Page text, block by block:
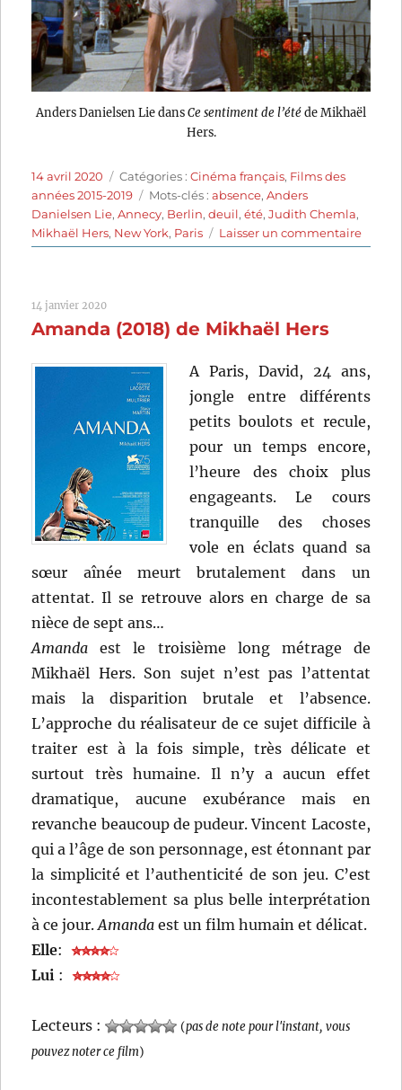
Anders Danielsen Lie dansCe sentiment de l’étéde Mikhaël
Hers.
Publié
le
14 avril 2020 Catégories
Catégories :Cinéma français, Films des
années 2015-2019
Étiquettes
Mots-clés :absence,Anders
Danielsen Lie,Annecy, Berlin,deuil,été,Judith Chemla,
Mikhaël Hers, New York, Paris Laisser un commentairesur
Ce
Hers
14 janvier 2020
Amanda (2018) de Mikhaël Hers
A Paris, David, 24 ans,
jongle entre différents
petits boulots et recule,
pour un temps encore,
l’heure des choix plus
engageants. Le cours
tranquille des choses
vole en éclats quand sa
sœur aînée meurt brutalement dans un
attentat. Il se retrouve alors en charge de sa
nièce de sept ans…
Amanda est le troisième long métrage de
Mikhaël Hers. Son sujet n’est pas l’attentat
mais la disparition brutale et l’absence.
L’approche du réalisateur de ce sujet difficile à
traiter est à la fois simple, très délicate et
surtout très humaine. Il n’y a aucun effet
dramatique, aucune exubérance mais en
revanche beaucoup de pudeur. Vincent Lacoste,
qui a l’âge de son personnage, est étonnant par
la simplicité et l’authenticité de son jeu. C’est
incontestablement sa plus belle interprétation
à ce jour.Amanda est un film humain et délicat.
Elle:
Lui :
Lecteurs : (pas de note pour l'instant, vous
pouvez noter ce film)